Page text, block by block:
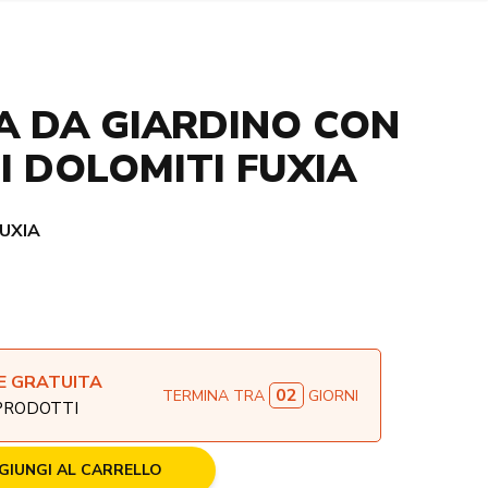
DA GIARDINO CON
DOLOMITI FUXIA
GRATUITA
TERMINA TRA 02 GIORNI
AL CARRELLO